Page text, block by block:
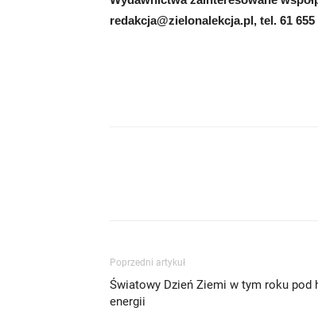
redakcja@zielonalekcja.pl, tel. 61 655
Poprzedni artykuł
Światowy Dzień Ziemi w tym roku pod
energii